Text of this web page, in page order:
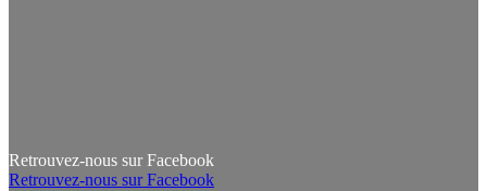
Retrouvez-nous sur Facebook
Retrouvez-nous sur Facebook